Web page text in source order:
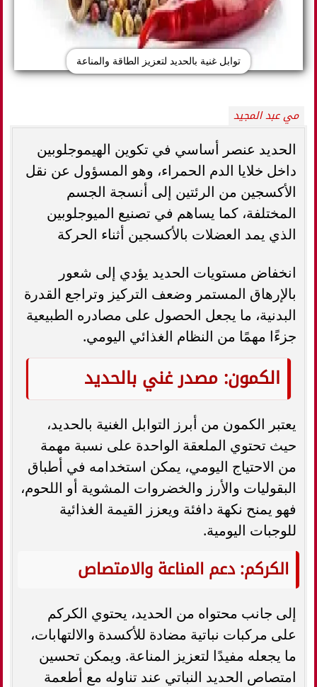
توابل غنية بالحديد لتعزيز الطاقة والمناعة
مي عبد المجيد
الحديد عنصر أساسي في تكوين الهيموجلوبين
داخل خلايا الدم الحمراء، وهو المسؤول عن نقل
الأكسجين من الرئتين إلى أنسجة الجسم
المختلفة، كما يساهم في تصنيع الميوجلوبين
الذي يمد العضلات بالأكسجين أثناء الحركة
انخفاض مستويات الحديد يؤدي إلى شعور
بالإرهاق المستمر وضعف التركيز وتراجع القدرة
البدنية، ما يجعل الحصول على مصادره الطبيعية
جزءًا مهمًا من النظام الغذائي اليومي.
الكمون: مصدر غني بالحديد
يعتبر الكمون من أبرز التوابل الغنية بالحديد،
حيث تحتوي الملعقة الواحدة على نسبة مهمة
من الاحتياج اليومي، يمكن استخدامه في أطباق
البقوليات والأرز والخضروات المشوية أو اللحوم،
فهو يمنح نكهة دافئة ويعزز القيمة الغذائية
للوجبات اليومية.
الكركم: دعم المناعة والامتصاص
إلى جانب محتواه من الحديد، يحتوي الكركم
على مركبات نباتية مضادة للأكسدة والالتهابات،
ما يجعله مفيدًا لتعزيز المناعة. ويمكن تحسين
امتصاص الحديد النباتي عند تناوله مع أطعمة